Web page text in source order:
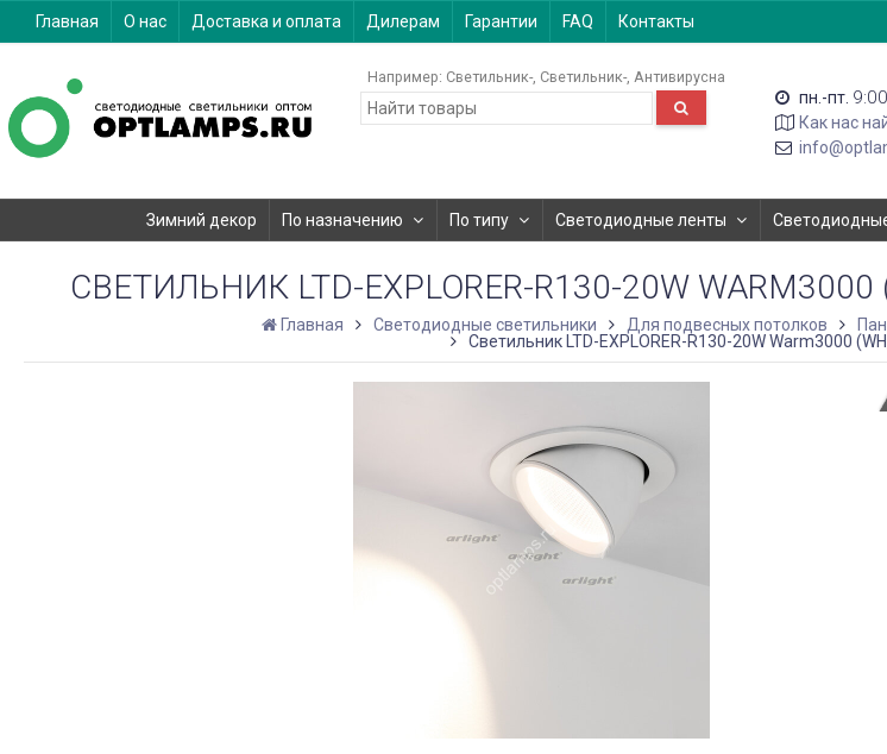
Главная О нас Доставка и оплата Дилерам Гарантии FAQ Контакты
Например: Светильник- Светильник- Антивирусна
пн.-пт.
Как нас
Зимний декор По назначению По типу Светодиодные ленты
СВЕТИЛЬНИК LTD-EXPLORER-R130-20W
Главная Светодиодные светильники Для подвесных потолков
Светильник LTD-EXPLORER-R130-20W Warm3000